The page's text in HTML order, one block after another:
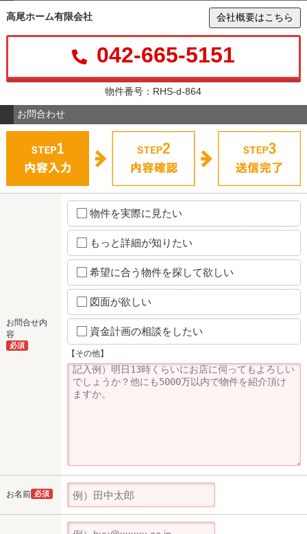
高尾ホーム有限会社 会社概要はこちら
042-665-5151
物件番号：RHS-d-864
お問合わせ
お問合せ内
容
必須
物件を実際に見たい
もっと詳細が知りたい
希望に合う物件を探して欲しい
図面が欲しい
資金計画の相談をしたい
【その他】
お名前 必須